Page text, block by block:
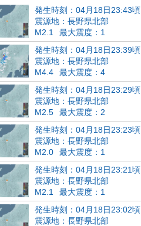
発生時刻：04月18日23:43頃
震源地：長野県北部
M2.1
最大震度：1
発生時刻：04月18日23:39頃
震源地：長野県北部
M4.4
最大震度：4
発生時刻：04月18日23:29頃
震源地：長野県北部
M2.5
最大震度：2
発生時刻：04月18日23:23頃
震源地：長野県北部
M2.0
最大震度：1
発生時刻：04月18日23:21頃
震源地：長野県北部
M2.1
最大震度：1
発生時刻：04月18日23:02頃
震源地：長野県北部